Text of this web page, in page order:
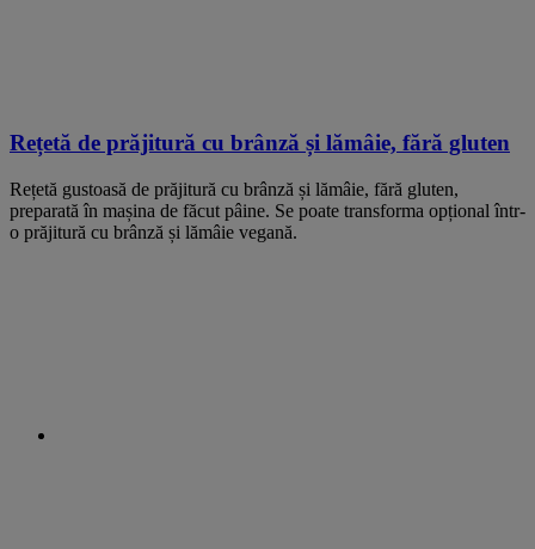
Rețetă de prăjitură cu brânză și lămâie, fără gluten
Rețetă gustoasă de prăjitură cu brânză și lămâie, fără gluten,
preparată în mașina de făcut pâine. Se poate transforma opțional într-
o prăjitură cu brânză și lămâie vegană.